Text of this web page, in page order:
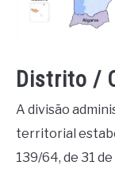
Distrito /
A divisão
territorial
139/64, de 31